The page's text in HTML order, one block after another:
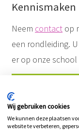
Kennismaken
Neem contact op
een rondleiding.
er op onze
Wij gebruiken cookies
We kunnen deze plaatsen
website te verbeteren,